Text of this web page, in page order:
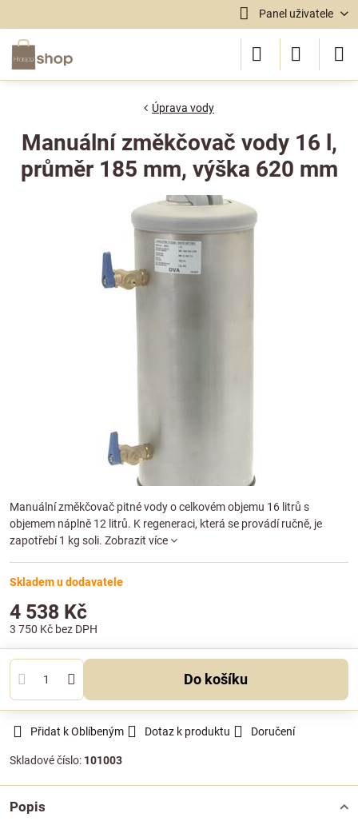
Panel uživatele
Úprava vody
Manuální změkčovač vody 16 l,
průměr 185 mm, výška 620 mm
Manuální změkčovač pitné vody o celkovém objemu 16 litrů s
objemem náplně 12 litrů. K regeneraci, která se provádí ručně, je
zapotřebí 1 kg soli. Zobrazit více
Skladem u dodavatele
4 538 Kč
3 750 Kč bez DPH
Do košíku
Přidat k Oblíbeným Dotaz k produktu Doručení
Skladové číslo: 101003
Popis